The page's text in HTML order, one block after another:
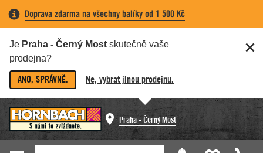
Doprava zdarma na všechny balíky od 1 500 Kč
Je Praha - Černý Most skutečně vaše
prodejna?
ANO, SPRÁVNĚ. Ne, vybrat jinou prodejnu.
Praha - Černý Most